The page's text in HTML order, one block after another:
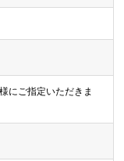
にご指定いただきま